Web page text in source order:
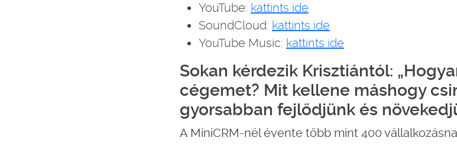
YouTube: kattints ide
SoundCloud: kattints ide
YouTube Music: kattints ide
Sokan kérdezik Krisztiántól:
cégemet? Mit kellene máshogy
gyorsabban fejlődjünk és
A MiniCRM-nél évente több mint 400